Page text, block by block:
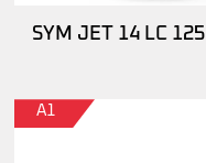
SYM JET 14 LC 125
A1